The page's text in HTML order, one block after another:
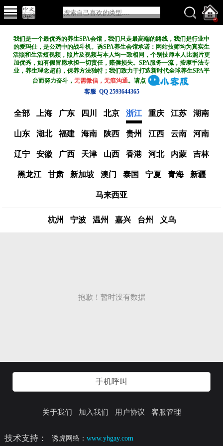
我们是一个最优秀的养生SPA会馆，我们只走最高端的路线，我们是行业中
的爱玛仕，是公鸡中的战斗机。诱SPA养生会馆承诺：网站技师均为真实生
活照和生活短视频，照片及视频与本人均一致相同，个别技师本人比照片更
加优秀，如有假冒愿承担一切责任，赔偿损失。SPA服务一流，按摩手法专
业，养生理念超前，保养方法独特；我们致力于打造新时代全球养生SPA平
台而努力奋斗，无需微信，无痕沟通。请点
客服 QQ 2593644365
全部 上海 广东 四川 北京 浙江 重庆 江苏 湖南
山东 湖北 福建 海南 陕西 贵州 江西 云南 河南
辽宁 安徽 广西 天津 山西 香港 河北 内蒙 吉林
黑龙江 甘肃 新加坡 澳门 泰国 宁夏 青海 新疆
马来西亚
杭州 宁波 温州 嘉兴 台州 义乌
抱歉！暂时没有数据
手机呼叫
关于我们 加入我们 用户协议 客服管理
技术支持： 诱虎网络：www.yhgay.com